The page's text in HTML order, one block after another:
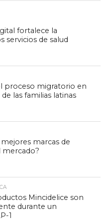
fortalece la
servicios de salud
proceso migratorio en
las familias latinas
mejores marcas de
Mincidelice son
durante un
1